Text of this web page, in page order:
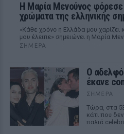
Η Μαρία Μενούνος φόρεσε
χρώματα της ελληνικής
«Κάθε χρόνο η Ελλάδα μου χαρίζει
μου έλειπε» σημειώνει η Μαρία
ΣΉΜΕΡΑ
Ο
έκανε
ΣΉΜΕΡΑ
Τώρα, στα
κάτι που
παλιά